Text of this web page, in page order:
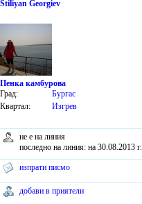
Stiliyan Georgiev
Пенка камбурова
Град:
Бургас
Квартал:
Изгрев
не е на линия
последно на линия: на 30.08.2013 г.
изпрати писмо
добави в приятели